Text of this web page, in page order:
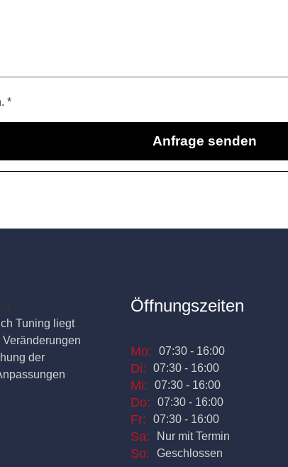
*
Tuning liegt
der
Öffnungszeiten
Mo: 07:30 - 16:00
Di: 07:30 - 16:00
Mi: 07:30 - 16:00
Do: 07:30 - 16:00
Fr: 07:30 - 16:00
Sa: Nur mit Termin
So: Geschlossen